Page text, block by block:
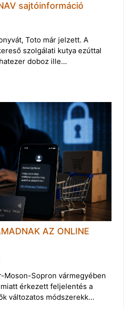
sajtóinformáció
Toto már jelzett. A
szolgálati kutya ezúttal
doboz ille…
AZ ONLINE
Moson-Sopron vármegyében
érkezett feljelentés a
változatos módszerekk…